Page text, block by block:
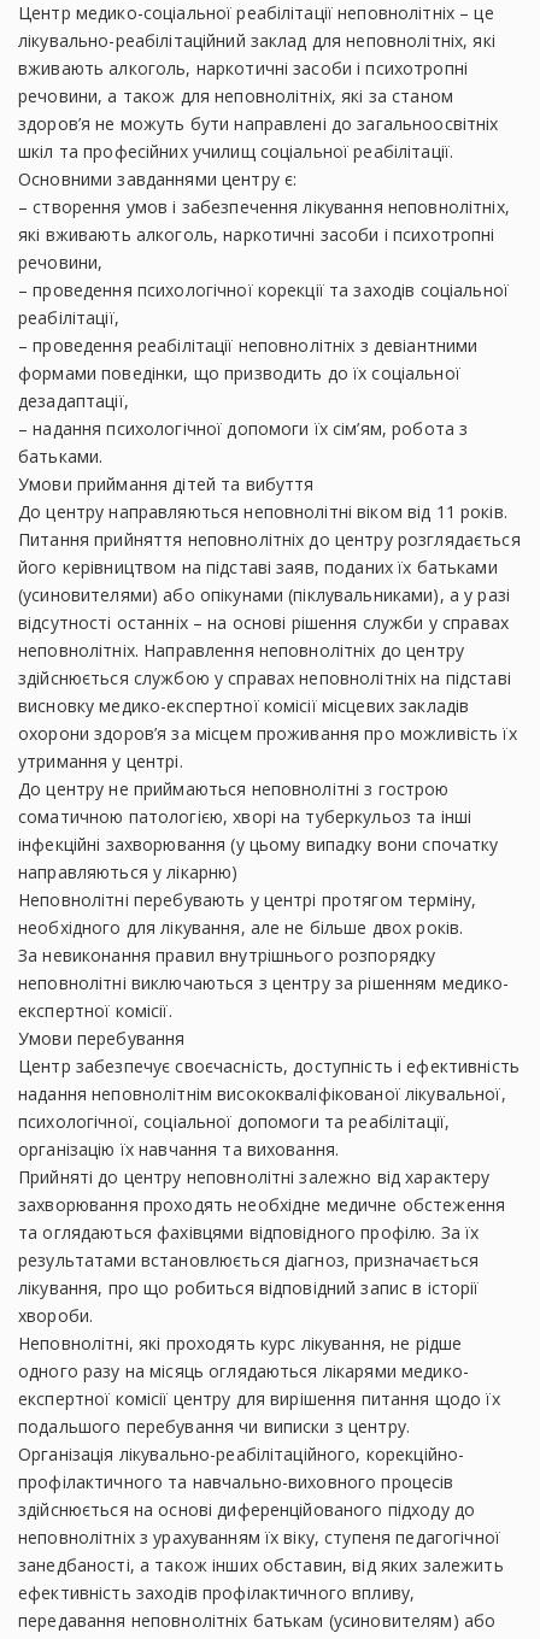
Центр медико-соціальної реабілітації неповнолітніх – це
лікувально-реабілітаційний заклад для неповнолітніх, які
вживають алкоголь, наркотичні засоби і психотропні
речовини, а також для неповнолітніх, які за станом
здоров’я не можуть бути направлені до загальноосвітніх
шкіл та професійних училищ соціальної реабілітації.
Основними завданнями центру є:
– створення умов і забезпечення лікування неповнолітніх,
які вживають алкоголь, наркотичні засоби і психотропні
речовини,
– проведення психологічної корекції та заходів соціальної
реабілітації,
– проведення реабілітації неповнолітніх з девіантними
формами поведінки, що призводить до їх соціальної
дезадаптації,
– надання психологічної допомоги їх сім’ям, робота з
батьками.
Умови приймання дітей та вибуття
До центру направляються неповнолітні віком від 11 років.
Питання прийняття неповнолітніх до центру розглядається
його керівництвом на підставі заяв, поданих їх батьками
(усиновителями) або опікунами (піклувальниками), а у разі
відсутності останніх – на основі рішення служби у справах
неповнолітніх. Направлення неповнолітніх до центру
здійснюється службою у справах неповнолітніх на підставі
висновку медико-експертної комісії місцевих закладів
охорони здоров’я за місцем проживання про можливість їх
утримання у центрі.
До центру не приймаються неповнолітні з гострою
соматичною патологією, хворі на туберкульоз та інші
інфекційні захворювання (у цьому випадку вони спочатку
направляються у лікарню)
Неповнолітні перебувають у центрі протягом терміну,
необхідного для лікування, але не більше двох років.
За невиконання правил внутрішнього розпорядку
неповнолітні виключаються з центру за рішенням медико-
експертної комісії.
Умови перебування
Центр забезпечує своєчасність, доступність і ефективність
надання неповнолітнім висококваліфікованої лікувальної,
психологічної, соціальної допомоги та реабілітації,
організацію їх навчання та виховання.
Прийняті до центру неповнолітні залежно від характеру
захворювання проходять необхідне медичне обстеження
та оглядаються фахівцями відповідного профілю. За їх
результатами встановлюється діагноз, призначається
лікування, про що робиться відповідний запис в історії
хвороби.
Неповнолітні, які проходять курс лікування, не рідше
одного разу на місяць оглядаються лікарями медико-
експертної комісії центру для вирішення питання щодо їх
подальшого перебування чи виписки з центру.
Організація лікувально-реабілітаційного, корекційно-
профілактичного та навчально-виховного процесів
здійснюється на основі диференційованого підходу до
неповнолітніх з урахуванням їх віку, ступеня педагогічної
занедбаності, а також інших обставин, від яких залежить
ефективність заходів профілактичного впливу,
передавання неповнолітніх батькам (усиновителям) або